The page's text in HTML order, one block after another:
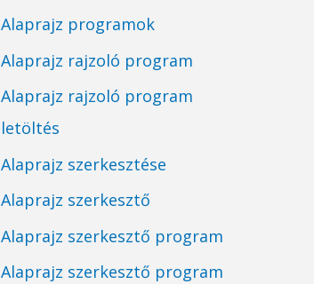
Alaprajz programok
Alaprajz rajzoló program
Alaprajz rajzoló program
letöltés
Alaprajz szerkesztése
Alaprajz szerkesztő
Alaprajz szerkesztő program
Alaprajz szerkesztő program